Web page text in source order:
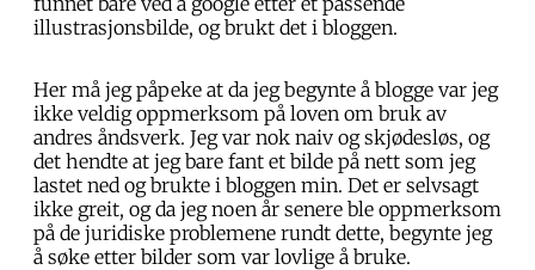
illustrasjonsbilde, og brukt det i bloggen.
Her må jeg påpeke at da jeg begynte å blogge var jeg
ikke veldig oppmerksom på loven om bruk av
andres åndsverk. Jeg var nok naiv og skjødesløs, og
det hendte at jeg bare fant et bilde på nett som jeg
lastet ned og brukte i bloggen min. Det er selvsagt
ikke greit, og da jeg noen år senere ble oppmerksom
på de juridiske problemene rundt dette, begynte jeg
å søke etter bilder som var lovlige å bruke.